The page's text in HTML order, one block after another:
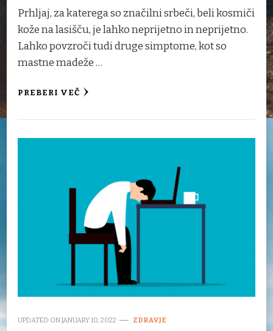
Prhljaj, za katerega so značilni srbeči, beli kosmiči
kože na lasišču, je lahko neprijetno in neprijetno.
Lahko povzroči tudi druge simptome, kot so
mastne madeže …
PREBERI VEČ
UPDATED ONJANUARY 10, 2022 ZDRAVJE